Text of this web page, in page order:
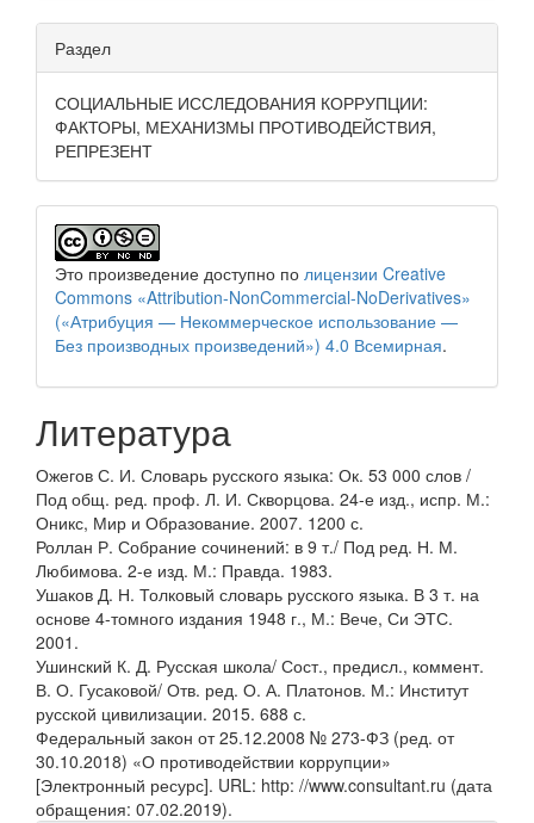
Раздел
СОЦИАЛЬНЫЕ ИССЛЕДОВАНИЯ КОРРУПЦИИ:
ФАКТОРЫ, МЕХАНИЗМЫ ПРОТИВОДЕЙСТВИЯ,
РЕПРЕЗЕНТ
Это произведение доступно по лицензии Creative
Commons «Attribution-NonCommercial-NoDerivatives»
(«Атрибуция — Некоммерческое использование —
Без производных произведений») 4.0 Всемирная.
Литература
Ожегов С. И. Словарь русского языка: Ок. 53 000 слов /
Под общ. ред. проф. Л. И. Скворцова. 24-е изд., испр. М.:
Оникс, Мир и Образование. 2007. 1200 с.
Роллан Р. Собрание сочинений: в 9 т./ Под ред. Н. М.
Любимова. 2-е изд. М.: Правда. 1983.
Ушаков Д. Н. Толковый словарь русского языка. В 3 т. на
основе 4-томного издания 1948 г., М.: Вече, Си ЭТС.
2001.
Ушинский К. Д. Русская школа/ Сост., предисл., коммент.
В. О. Гусаковой/ Отв. ред. О. А. Платонов. М.: Институт
русской цивилизации. 2015. 688 с.
Федеральный закон от 25.12.2008 № 273-ФЗ (ред. от
30.10.2018) «О противодействии коррупции»
[Электронный ресурс]. URL: http: //www.consultant.ru (дата
обращения: 07.02.2019).